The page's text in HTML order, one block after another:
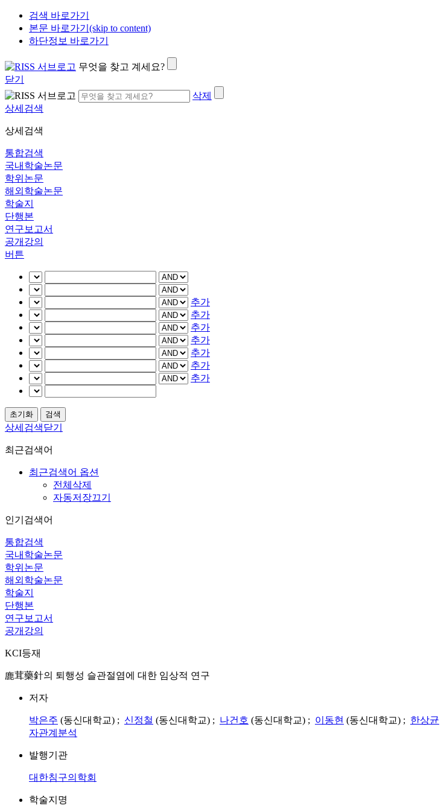
검색 바로가기
본문 바로가기(skip to content)
하단정보 바로가기
무엇을 찾고 계세요?
닫기
삭제
상세검색
상세검색
통합검색
국내학술논문
학위논문
해외학술논문
학술지
단행본
연구보고서
공개강의
버튼
추가
추가
추가
추가
추가
추가
추가
상세검색닫기
최근검색어
최근검색어 옵션
전체삭제
자동저장끄기
인기검색어
통합검색
국내학술논문
학위논문
해외학술논문
학술지
단행본
연구보고서
공개강의
KCI등재
鹿茸藥針의 퇴행성 슬관절염에 대한 임상적 연구
저자
박은주 (동신대학교) ; 신정철 (동신대학교) ; 나건호 (동신대학교) ; 이동현 (동신대학교) ; 한상균
자관계분석
발행기관
대한침구의학회
학술지명